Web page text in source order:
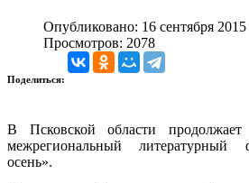
Опубликовано: 16 сентября 2015
Просмотров: 2078
Поделиться:
В Псковской области
межрегиональный литературный
осень».